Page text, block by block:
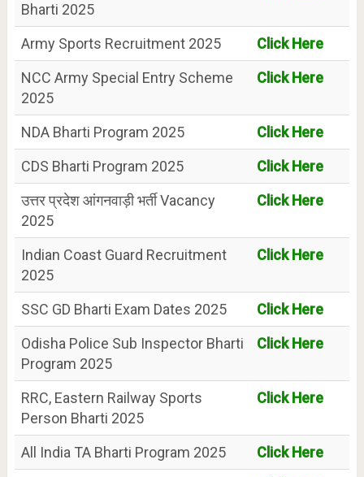
Bharti 2025
Army Sports Recruitment 2025
Click Here
NCC Army Special Entry Scheme
2025
Click Here
NDA Bharti Program 2025
Click Here
CDS Bharti Program 2025
Click Here
उत्तर प्रदेश आंगनवाड़ी भर्ती Vacancy
2025
Click Here
Indian Coast Guard Recruitment
2025
Click Here
SSC GD Bharti Exam Dates 2025
Click Here
Odisha Police Sub Inspector Bharti
Program 2025
Click Here
RRC, Eastern Railway Sports
Person Bharti 2025
Click Here
All India TA Bharti Program 2025
Click Here